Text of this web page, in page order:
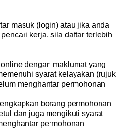
masuk (login) atau jika anda
kerja, sila daftar terlebih
dengan maklumat yang
syarat kelayakan (rujuk
menghantar permohonan
borang permohonan
dan juga mengikuti syarat
permohonan